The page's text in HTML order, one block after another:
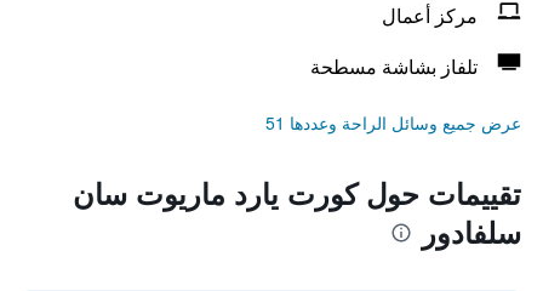
مركز أعمال
تلفاز بشاشة مسطحة
عرض جميع وسائل الراحة وعددها 51
تقييمات حول كورت يارد ماريوت سان
سلفادور